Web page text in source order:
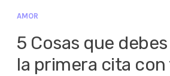
AMOR
5 Cosas que
la primera cita